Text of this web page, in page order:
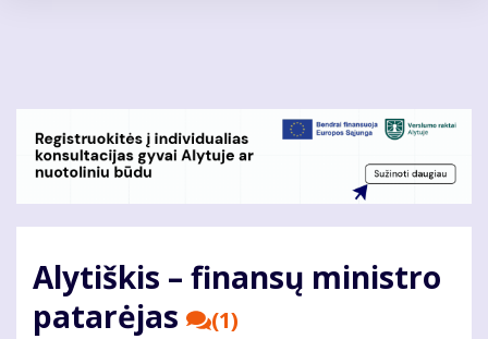
Alytiškis – finansų ministro
patarėjas
(1)